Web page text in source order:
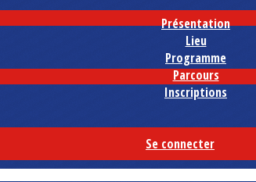
Présentation
Lieu
Programme
Parcours
Inscriptions
Se connecter